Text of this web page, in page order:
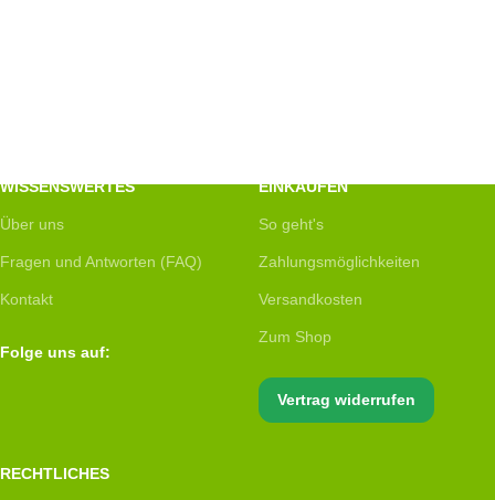
WISSENSWERTES
Über uns
Fragen und Antworten (FAQ)
Kontakt
Folge uns auf:
EINKAUFEN
So geht's
Zahlungsmöglichkeiten
Versandkosten
Zum Shop
Vertrag widerrufen
RECHTLICHES